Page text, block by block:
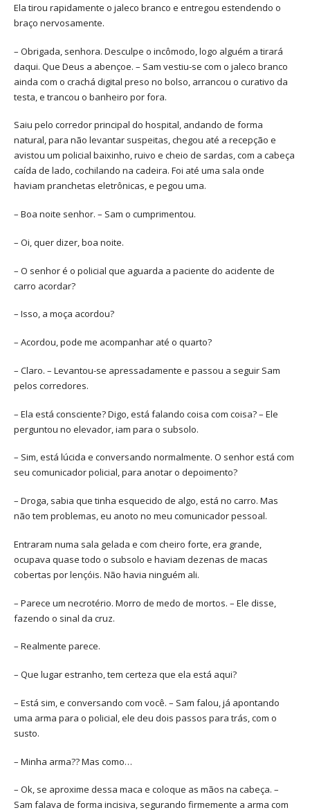
Ela tirou rapidamente o jaleco branco e entregou estendendo o
braço nervosamente.
– Obrigada, senhora. Desculpe o incômodo, logo alguém a tirará
daqui. Que Deus a abençoe. – Sam vestiu-se com o jaleco branco
ainda com o crachá digital preso no bolso, arrancou o curativo da
testa, e trancou o banheiro por fora.
Saiu pelo corredor principal do hospital, andando de forma
natural, para não levantar suspeitas, chegou até a recepção e
avistou um policial baixinho, ruivo e cheio de sardas, com a cabeça
caída de lado, cochilando na cadeira. Foi até uma sala onde
haviam pranchetas eletrônicas, e pegou uma.
– Boa noite senhor. – Sam o cumprimentou.
– Oi, quer dizer, boa noite.
– O senhor é o policial que aguarda a paciente do acidente de
carro acordar?
– Isso, a moça acordou?
– Acordou, pode me acompanhar até o quarto?
– Claro. – Levantou-se apressadamente e passou a seguir Sam
pelos corredores.
– Ela está consciente? Digo, está falando coisa com coisa? – Ele
perguntou no elevador, iam para o subsolo.
– Sim, está lúcida e conversando normalmente. O senhor está com
seu comunicador policial, para anotar o depoimento?
– Droga, sabia que tinha esquecido de algo, está no carro. Mas
não tem problemas, eu anoto no meu comunicador pessoal.
Entraram numa sala gelada e com cheiro forte, era grande,
ocupava quase todo o subsolo e haviam dezenas de macas
cobertas por lençóis. Não havia ninguém ali.
– Parece um necrotério. Morro de medo de mortos. – Ele disse,
fazendo o sinal da cruz.
– Realmente parece.
– Que lugar estranho, tem certeza que ela está aqui?
– Está sim, e conversando com você. – Sam falou, já apontando
uma arma para o policial, ele deu dois passos para trás, com o
susto.
– Minha arma?? Mas como…
– Ok, se aproxime dessa maca e coloque as mãos na cabeça. –
Sam falava de forma incisiva, segurando firmemente a arma com